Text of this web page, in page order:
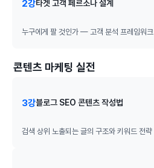
2강타겟 고객 페르소나 설계
누구에게 팔 것인가 — 고객 분석 프레임워크
콘텐츠 마케팅 실전
3강블로그 SEO 콘텐츠 작성법
검색 상위 노출되는 글의 구조와 키워드 전략